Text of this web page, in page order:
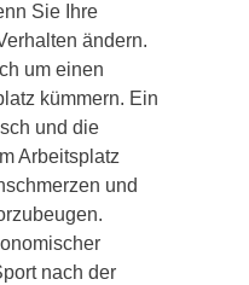
Sie Ihre
ändern.
um einen
kümmern. Ein
und die
Arbeitsplatz
und
nach der